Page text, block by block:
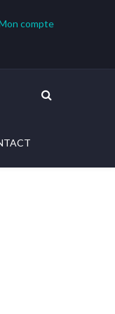
compte